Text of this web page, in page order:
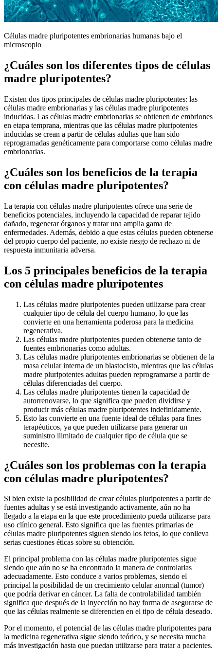
Células madre pluripotentes embrionarias humanas bajo el
microscopio
¿Cuáles son los diferentes tipos de células
madre pluripotentes?
Existen dos tipos principales de células madre pluripotentes: las
células madre embrionarias y las células madre pluripotentes
inducidas. Las células madre embrionarias se obtienen de embriones
en etapa temprana, mientras que las células madre pluripotentes
inducidas se crean a partir de células adultas que han sido
reprogramadas genéticamente para comportarse como células madre
embrionarias.
¿Cuáles son los beneficios de la terapia
con células madre pluripotentes?
La terapia con células madre pluripotentes ofrece una serie de
beneficios potenciales, incluyendo la capacidad de reparar tejido
dañado, regenerar órganos y tratar una amplia gama de
enfermedades. Además, debido a que estas células pueden obtenerse
del propio cuerpo del paciente, no existe riesgo de rechazo ni de
respuesta inmunitaria adversa.
Los 5 principales beneficios de la terapia
con células madre pluripotentes
Las células madre pluripotentes pueden utilizarse para crear
cualquier tipo de célula del cuerpo humano, lo que las
convierte en una herramienta poderosa para la medicina
regenerativa.
Las células madre pluripotentes pueden obtenerse tanto de
fuentes embrionarias como adultas.
Las células madre pluripotentes embrionarias se obtienen de la
masa celular interna de un blastocisto, mientras que las células
madre pluripotentes adultas pueden reprogramarse a partir de
células diferenciadas del cuerpo.
Las células madre pluripotentes tienen la capacidad de
autorrenovarse, lo que significa que pueden dividirse y
producir más células madre pluripotentes indefinidamente.
Esto las convierte en una fuente ideal de células para fines
terapéuticos, ya que pueden utilizarse para generar un
suministro ilimitado de cualquier tipo de célula que se
necesite.
¿Cuáles son los problemas con la terapia
con células madre pluripotentes?
Si bien existe la posibilidad de crear células pluripotentes a partir de
fuentes adultas y se está investigando activamente, aún no ha
llegado a la etapa en la que este procedimiento pueda utilizarse para
uso clínico general. Esto significa que las fuentes primarias de
células madre pluripotentes siguen siendo los fetos, lo que conlleva
serias cuestiones éticas sobre su obtención.
El principal problema con las células madre pluripotentes sigue
siendo que aún no se ha encontrado la manera de controlarlas
adecuadamente. Esto conduce a varios problemas, siendo el
principal la posibilidad de un crecimiento celular anormal (tumor)
que podría derivar en cáncer. La falta de controlabilidad también
significa que después de la inyección no hay forma de asegurarse de
que las células realmente se diferencien en el tipo de célula deseado.
Por el momento, el potencial de las células madre pluripotentes para
la medicina regenerativa sigue siendo teórico, y se necesita mucha
más investigación hasta que puedan utilizarse para tratar a pacientes.